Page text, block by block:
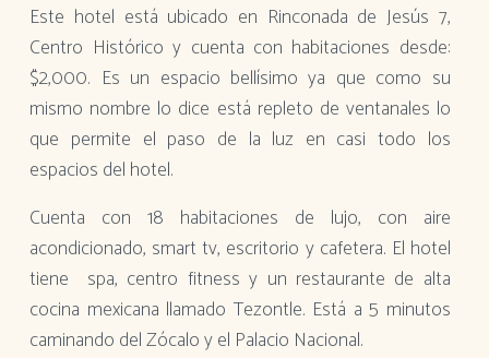
Este hotel está ubicado en Rinconada de Jesús 7,
Centro Histórico y cuenta con habitaciones desde:
$2,000. Es un espacio bellísimo ya que como su
mismo nombre lo dice está repleto de ventanales lo
que permite el paso de la luz en casi todo los
espacios del hotel.
Cuenta con 18 habitaciones de lujo, con aire
acondicionado, smart tv, escritorio y cafetera. El hotel
tiene spa, centro fitness y un restaurante de alta
cocina mexicana llamado Tezontle. Está a 5 minutos
caminando del Zócalo y el Palacio Nacional.